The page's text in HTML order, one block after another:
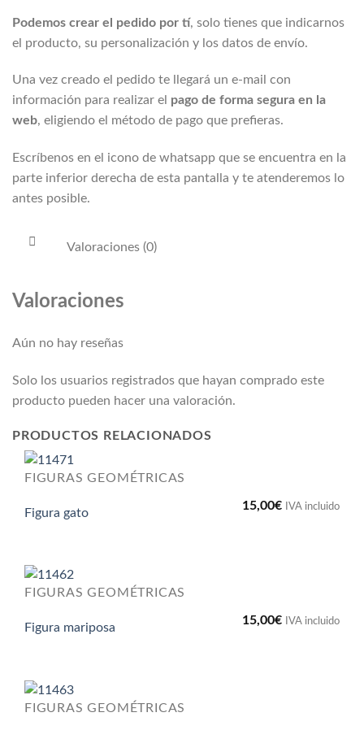
Podemos crear el pedido por tí, solo tienes que indicarnos
el producto, su personalización y los datos de envío.
Una vez creado el pedido te llegará un e-mail con
información para realizar el pago de forma segura en la
web, eligiendo el método de pago que prefieras.
Escríbenos en el icono de whatsapp que se encuentra en la
parte inferior derecha de esta pantalla y te atenderemos lo
antes posible.
Valoraciones (0)
Valoraciones
Aún no hay reseñas
Solo los usuarios registrados que hayan comprado este
producto pueden hacer una valoración.
PRODUCTOS RELACIONADOS
FIGURAS GEOMÉTRICAS
Figura gato
15,00€ IVA incluido
FIGURAS GEOMÉTRICAS
Figura mariposa
15,00€ IVA incluido
FIGURAS GEOMÉTRICAS